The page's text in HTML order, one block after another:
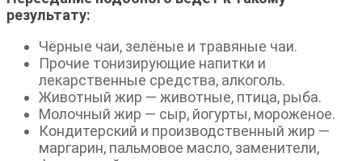
результату:
Чёрные чаи, зелёные и травяные чаи.
Прочие тонизирующие напитки и
лекарственные средства, алкоголь.
Животный жир — животные, птица, рыба.
Молочный жир — сыр, йогурты, мороженое.
Кондитерский и производственный жир —
маргарин, пальмовое масло, заменители,